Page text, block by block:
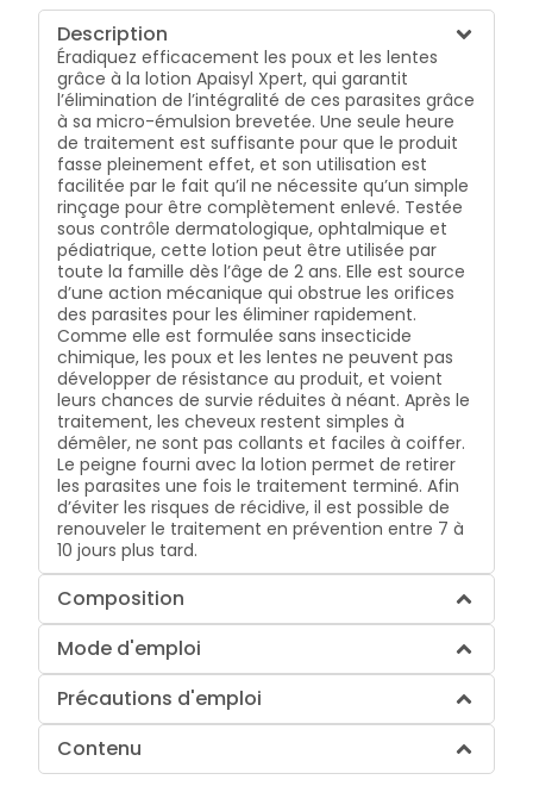
Description
Éradiquez efficacement les poux et les lentes
grâce à la lotion Apaisyl Xpert, qui garantit
l’élimination de l’intégralité de ces parasites grâce
à sa micro-émulsion brevetée. Une seule heure
de traitement est suffisante pour que le produit
fasse pleinement effet, et son utilisation est
facilitée par le fait qu’il ne nécessite qu’un simple
rinçage pour être complètement enlevé. Testée
sous contrôle dermatologique, ophtalmique et
pédiatrique, cette lotion peut être utilisée par
toute la famille dès l’âge de 2 ans. Elle est source
d’une action mécanique qui obstrue les orifices
des parasites pour les éliminer rapidement.
Comme elle est formulée sans insecticide
chimique, les poux et les lentes ne peuvent pas
développer de résistance au produit, et voient
leurs chances de survie réduites à néant. Après le
traitement, les cheveux restent simples à
démêler, ne sont pas collants et faciles à coiffer.
Le peigne fourni avec la lotion permet de retirer
les parasites une fois le traitement terminé. Afin
d’éviter les risques de récidive, il est possible de
renouveler le traitement en prévention entre 7 à
10 jours plus tard.
Composition
Mode d'emploi
Précautions d'emploi
Contenu